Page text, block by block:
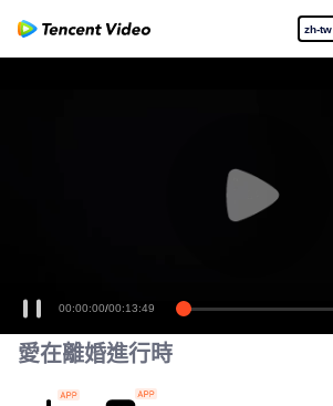
zh-tw
00:00:00/00:13:49
愛在離婚進行時